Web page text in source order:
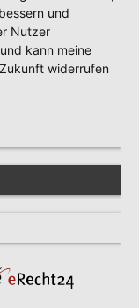
und
Nutzer
kann meine
widerrufen